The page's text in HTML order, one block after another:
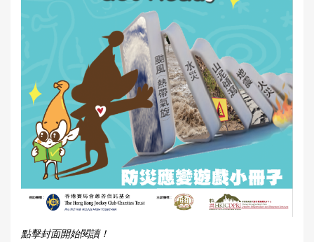
點擊封面開始閱讀！